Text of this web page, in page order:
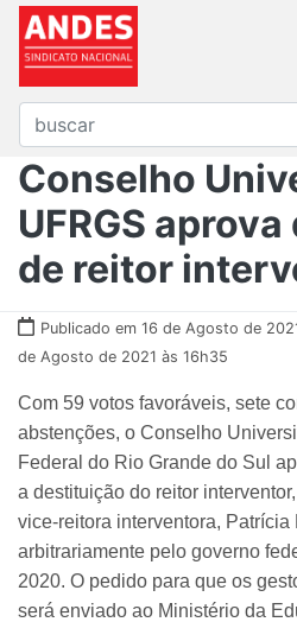
Conselho
UFRGS
de reitor
Publicado em 16 de Agosto de
de Agosto de 2021 às 16h35
Com 59 votos favoráveis, sete
abstenções, o Conselho
Federal do Rio Grande do Sul
a destituição do reitor
vice-reitora interventora, Patrícia
arbitrariamente pelo governo
2020. O pedido para que os
será enviado ao Ministério da